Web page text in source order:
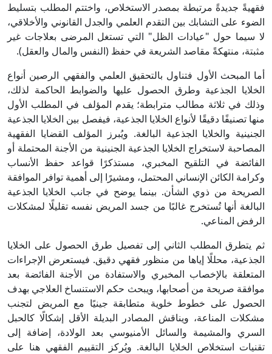
فقهيةً جديدةً مرتبطة بمصدر الاستخلاص، واختتم المطلب بتسليط
الضوء على التشابك بين التقدم العلمي والجدل القانوني والأخلاقي،
لا سيما حول "عيادات الظل" التي تستغل المرضى بعلاجات غير
مثبتة، منتهكةً مقاصد الشريعة في حفظ (النفس والمال والعقل).
أما المبحث الأول فتناول بالتحقيق العلمي والفقهي الرصين أنواع
الخلايا الجذعية وطرق الحصول عليها والضوابط الحاكمة لذلك،
وذلك في ثلاثة مطالب مترابطة؛ يقدم المؤلف في المطلب الأول
منها تصنيفًا دقيقًا لأنواع الخلايا الجذعية، فيفصل بين الخلايا الجذعية
الجنينية والخلايا الجذعية البالغة. ويُبرز المؤلف القضايا الفقهية
المصاحبة لاستخراج الخلايا الجذعية الجنينية من الأجنة المحتملة أو
الفائضة في التلقيح المخبري، مستذكرًا قواعد حفظ الأنساب
وكرامة الكائن الإنساني المحتمل، ومشيرًا إلى أهمية توافر الموافقة
الصريحة من ذوي الشأن. بينما يوضح في جانب الخلايا الجذعية
البالغة أنها تُستخرج غالبًا من جسد المريض نفسه تقليلًا لمشكلات
الرفض المناعي.
ثم يتطرق المطلب الثاني إلى تفصيل طرق الحصول على الخلايا
الجذعية، محللًا إياها من منظور فقهي دقيق. فيستعرض الإجراءات
المتعلقة بالإخصاب المخبري والاستفادة من الأجنة الفائضة بعد
موافقة صريحة من أصحابها، ويبحث حكم الاستنساخ العلاجي بهدف
الحصول على خطوط خلوية متطابقة جينيًا مع المريض لتجنب
مشكلات المناعة، ويناقش المصادر البديلة الأقل إشكالًا كالحبل
السري والمشيمة والسائل الأمنيوسي بعد الولادة، إضافة إلى
تقنيات استخلاص الخلايا البالغة. ويُركز التقييم الفقهي هنا على